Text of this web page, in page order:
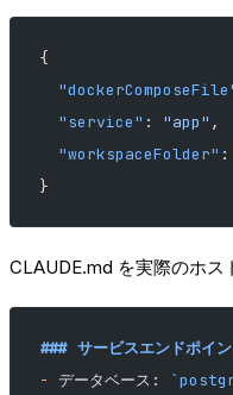
{
  "service"
: "app" ,
  "workspaceFolder"
:
}
CLAUDE.md を実際のホス
### サービスエンドポイン
- データベース: